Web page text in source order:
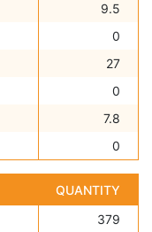
9.5
0
27
0
7.8
0
QUANTITY
379